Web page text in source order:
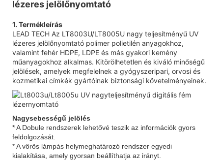
lézeres jelölőnyomtató
1. Termékleírás
LEAD TECH Az LT8003U/LT8005U nagy teljesítményű UV
lézeres jelölőnyomtató polimer polietilén anyagokhoz,
valamint fehér HDPE, LDPE és más gyakori kemény
műanyagokhoz alkalmas. Kitörölhetetlen és kiváló minőségű
jelölések, amelyek megfelelnek a gyógyszeripari, orvosi és
kozmetikai címkék gyártóinak biztonsági követelményeinek.
Nagysebességű jelölés
* A Dobule rendszerek lehetővé teszik az információk gyors
feldolgozását.
* A vörös lámpás helymeghatározó rendszer egyedi
kialakítása, amely gyorsan beállíthatja az irányt.